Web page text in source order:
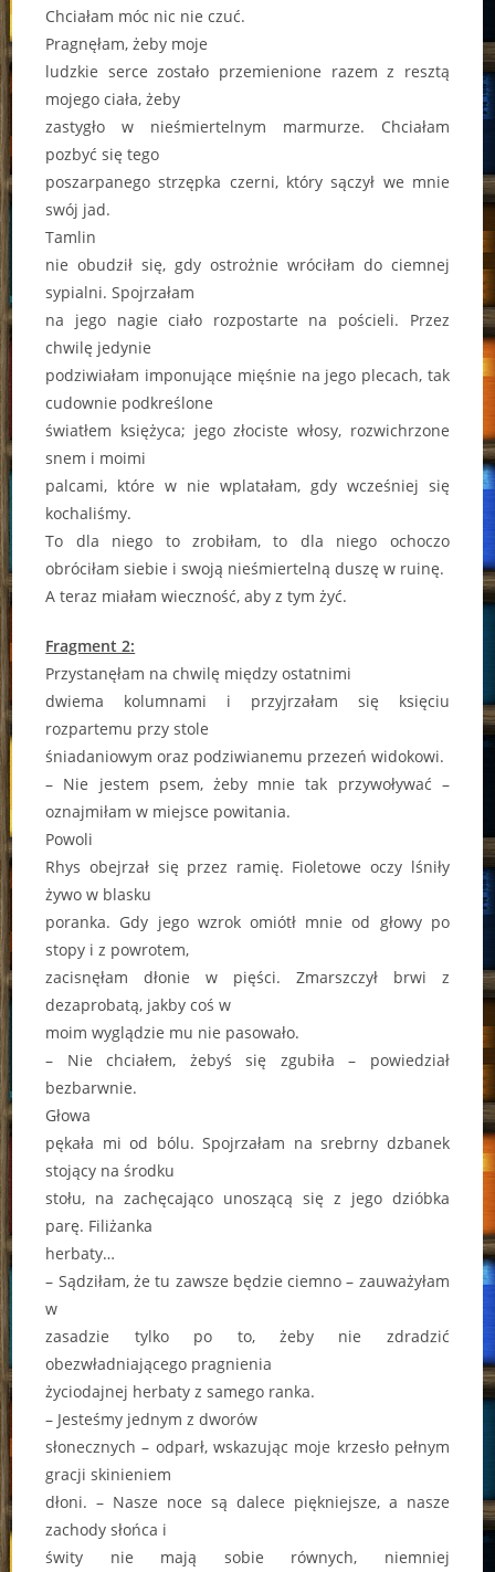
Chciałam móc nic nie czuć.
Pragnęłam, żeby moje
ludzkie serce zostało przemienione razem z resztą
mojego ciała, żeby
zastygło w nieśmiertelnym marmurze. Chciałam
pozbyć się tego
poszarpanego strzępka czerni, który sączył we mnie
swój jad.
Tamlin
nie obudził się, gdy ostrożnie wróciłam do ciemnej
sypialni. Spojrzałam
na jego nagie ciało rozpostarte na pościeli. Przez
chwilę jedynie
podziwiałam imponujące mięśnie na jego plecach, tak
cudownie podkreślone
światłem księżyca; jego złociste włosy, rozwichrzone
snem i moimi
palcami, które w nie wplatałam, gdy wcześniej się
kochaliśmy.
To dla niego to zrobiłam, to dla niego ochoczo
obróciłam siebie i swoją nieśmiertelną duszę w ruinę.
A teraz miałam wieczność, aby z tym żyć.
Fragment 2:
Przystanęłam na chwilę między ostatnimi
dwiema kolumnami i przyjrzałam się księciu
rozpartemu przy stole
śniadaniowym oraz podziwianemu przezeń widokowi.
– Nie jestem psem, żeby mnie tak przywoływać –
oznajmiłam w miejsce powitania.
Powoli
Rhys obejrzał się przez ramię. Fioletowe oczy lśniły
żywo w blasku
poranka. Gdy jego wzrok omiótł mnie od głowy po
stopy i z powrotem,
zacisnęłam dłonie w pięści. Zmarszczył brwi z
dezaprobatą, jakby coś w
moim wyglądzie mu nie pasowało.
– Nie chciałem, żebyś się zgubiła – powiedział
bezbarwnie.
Głowa
pękała mi od bólu. Spojrzałam na srebrny dzbanek
stojący na środku
stołu, na zachęcająco unoszącą się z jego dzióbka
parę. Filiżanka
herbaty…
– Sądziłam, że tu zawsze będzie ciemno – zauważyłam
w
zasadzie tylko po to, żeby nie zdradzić
obezwładniającego pragnienia
życiodajnej herbaty z samego ranka.
– Jesteśmy jednym z dworów
słonecznych – odparł, wskazując moje krzesło pełnym
gracji skinieniem
dłoni. – Nasze noce są dalece piękniejsze, a nasze
zachody słońca i
świty nie mają sobie równych, niemniej